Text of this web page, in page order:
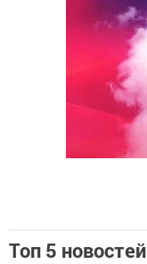
Топ 5 новостей